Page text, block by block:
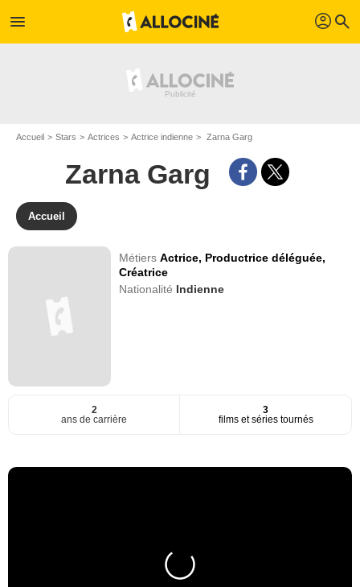
menu profil search
Accueil Stars Actrices Actrice indienne Zarna Garg
Zarna Garg
Accueil
MétiersActrice, Productrice déléguée,
Créatrice
Nationalité Indienne
2
ans de carrière
3
films et séries tournés